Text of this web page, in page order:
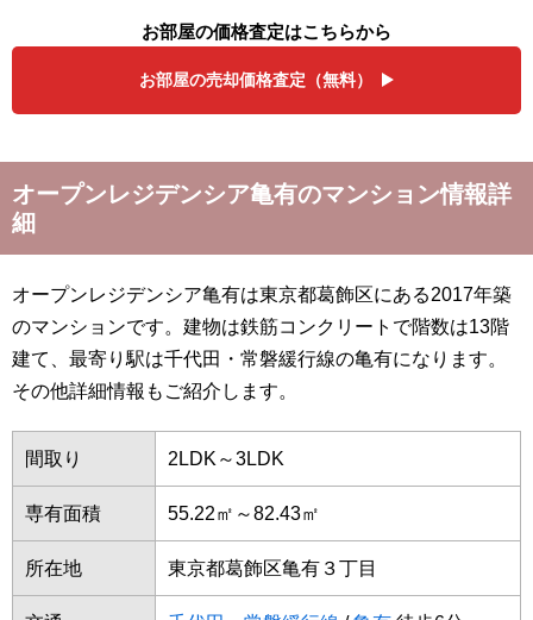
お部屋の価格査定はこちらから
お部屋の売却価格査定（無料）
オープンレジデンシア亀有のマンション情報詳
細
オープンレジデンシア亀有は東京都葛飾区にある2017年築
のマンションです。建物は鉄筋コンクリートで階数は13階
建て、最寄り駅は千代田・常磐緩行線の亀有になります。
その他詳細情報もご紹介します。
間取り 2LDK～3LDK
専有面積 55.22㎡～82.43㎡
所在地 東京都葛飾区亀有３丁目